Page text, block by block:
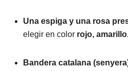
Una espiga y una rosa
elegir en color rojo,
Bandera catalana